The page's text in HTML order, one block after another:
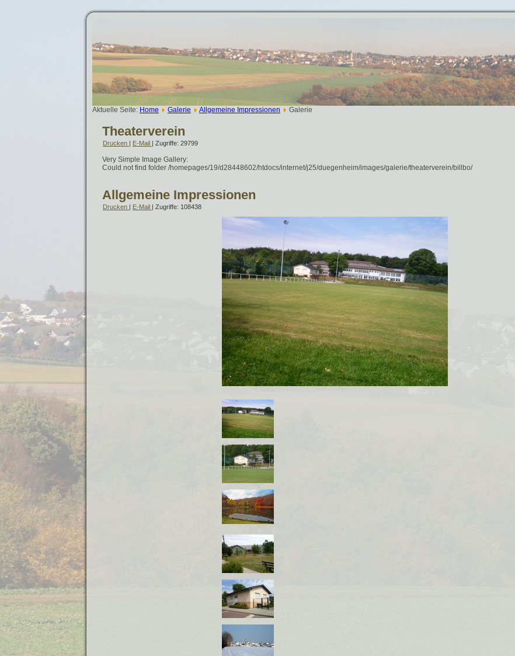
Aktuelle Seite: Home Galerie Allgemeine Impressionen Galerie
Theaterverein
Drucken | E-Mail | Zugriffe: 29799
Very Simple Image Gallery:
Could not find folder /homepages/19/d28448602/htdocs/internet/j25/duegenheim/images/galerie/theaterverein/billbo/
Allgemeine Impressionen
Drucken | E-Mail | Zugriffe: 108438